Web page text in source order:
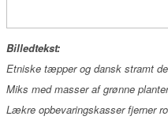
Billedtekst:
Etniske tæpper og dansk stramt
Miks med masser af grønne
Lækre opbevaringskasser fjerner